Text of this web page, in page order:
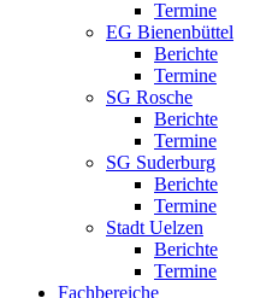
Termine
EG Bienenbüttel
Berichte
Termine
SG Rosche
Berichte
Termine
SG Suderburg
Berichte
Termine
Stadt Uelzen
Berichte
Termine
Fachbereiche